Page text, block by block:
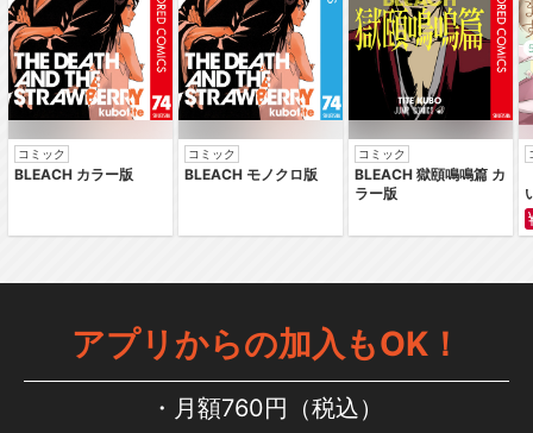
コミック
BLEACH カラー版
コミック
BLEACH モノクロ版
コミック
BLEACH 獄頤鳴鳴篇 カ
ラー版
アプリからの加入もOK！
月額760円（税込）